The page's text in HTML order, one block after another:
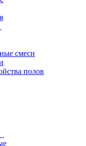
смеси
полов